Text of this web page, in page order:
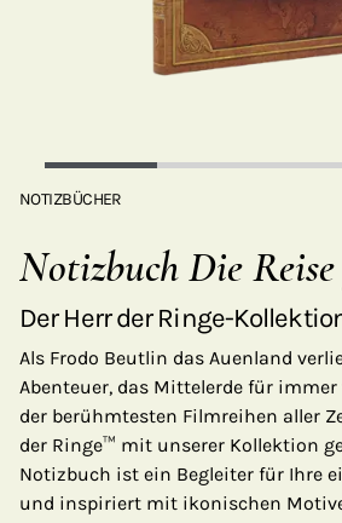
NOTIZBÜCHER
Notizbuch Die
Der Herr der Ringe-
Als Frodo Beutlin das Auenland
Abenteuer, das Mittelerde für immer
der berühmtesten Filmreihen aller
der Ringe™ mit unserer Kollektion
Notizbuch ist ein Begleiter für Ihre
und inspiriert mit ikonischen